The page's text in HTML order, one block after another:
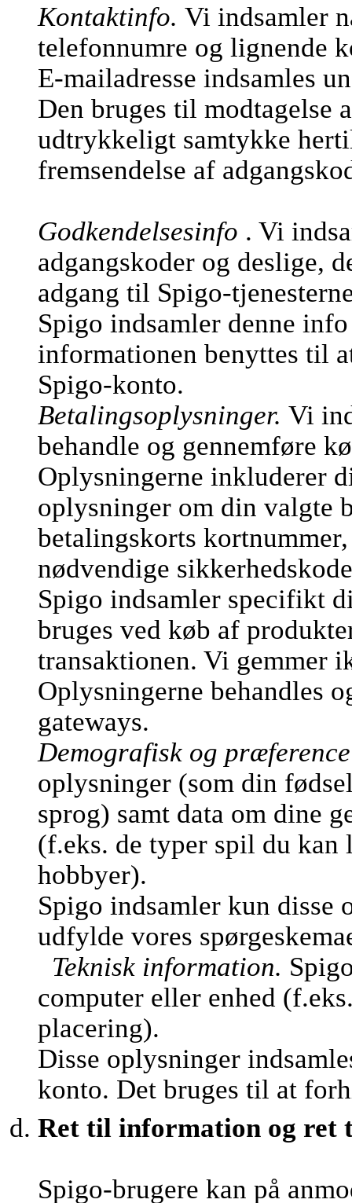
Kontaktinfo. Vi indsamler
telefonnumre og lignende
E-mailadresse indsamles
Den bruges til modtagelse
udtrykkeligt samtykke
fremsendelse af
Godkendelsesinfo . Vi
adgangskoder og deslige,
adgang til Spigo-
Spigo indsamler denne
informationen benyttes til
Spigo-konto.
Betalingsoplysninger. Vi
behandle og gennemføre
Oplysningerne inkluderer
oplysninger om din valgte
betalingskorts
nødvendige
Spigo indsamler specifikt
bruges ved køb af
transaktionen. Vi gemmer
Oplysningerne behandles
gateways.
Demografisk og
oplysninger (som din
sprog) samt data om dine
(f.eks. de typer spil du kan
hobbyer).
Spigo indsamler kun
udfylde vores
Teknisk information.
computer eller enhed
placering).
Disse oplysninger
konto. Det bruges til at
Ret til information og ret
Spigo-brugere kan på